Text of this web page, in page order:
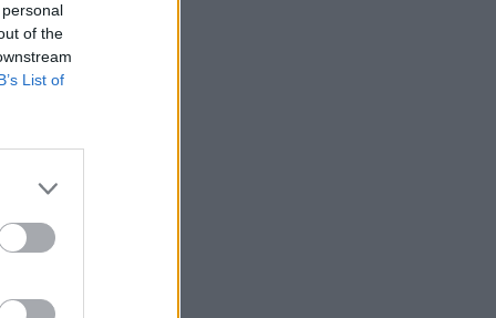
of the
List of